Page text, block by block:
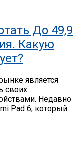
До 49,9
Какую
является
своих
Недавно
Pad 6, который